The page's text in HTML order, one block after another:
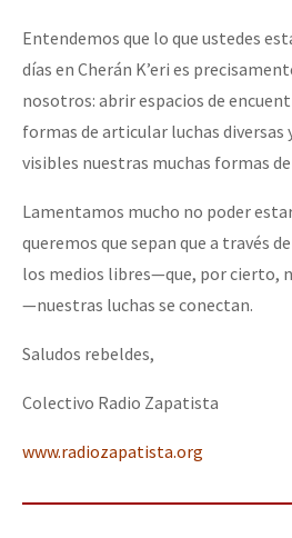
Entendemos que lo que ustedes
días en Cherán K’eri es
nosotros: abrir espacios de
formas de articular luchas diversas
visibles nuestras muchas formas
Lamentamos mucho no poder
queremos que sepan que a través
los medios libres—que, por cierto,
—nuestras luchas se conectan.
Saludos rebeldes,
Colectivo Radio Zapatista
www.radiozapatista.org